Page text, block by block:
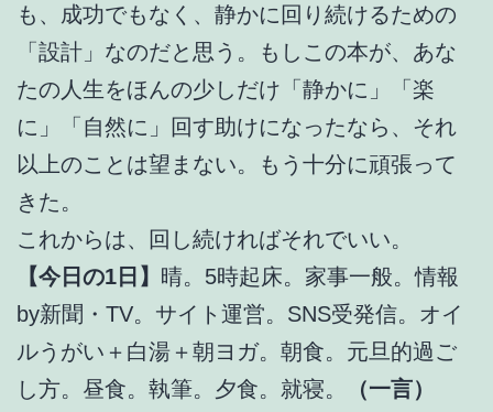
も、成功でもなく、静かに回り続けるための
「設計」なのだと思う。もしこの本が、あな
たの人生をほんの少しだけ「静かに」「楽
に」「自然に」回す助けになったなら、それ
以上のことは望まない。もう十分に頑張って
きた。
これからは、回し続ければそれでいい。
【今日の1日】 晴。5時起床。家事一般。情報
by新聞・TV。サイト運営。SNS受発信。オイ
ルうがい＋白湯＋朝ヨガ。朝食。元旦的過ご
し方。昼食。執筆。夕食。就寝。
（一言）